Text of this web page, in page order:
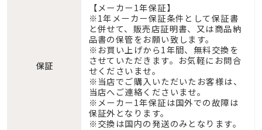
保証
【メーカー1年保証】
※1年メーカー保証条件として保証書
と併せて、販売店証明書、又は商品納
品書の保管をお願い致します。
※お買い上げから1年間、無料交換を
させていただきます。お気軽にお問合
せくださいませ。
※当店でご購入いただいたお客様は、
当店へご連絡くださいませ。
※メーカー1年保証は国外での故障は
保証外となります。
※交換は国内の発送のみとなります。